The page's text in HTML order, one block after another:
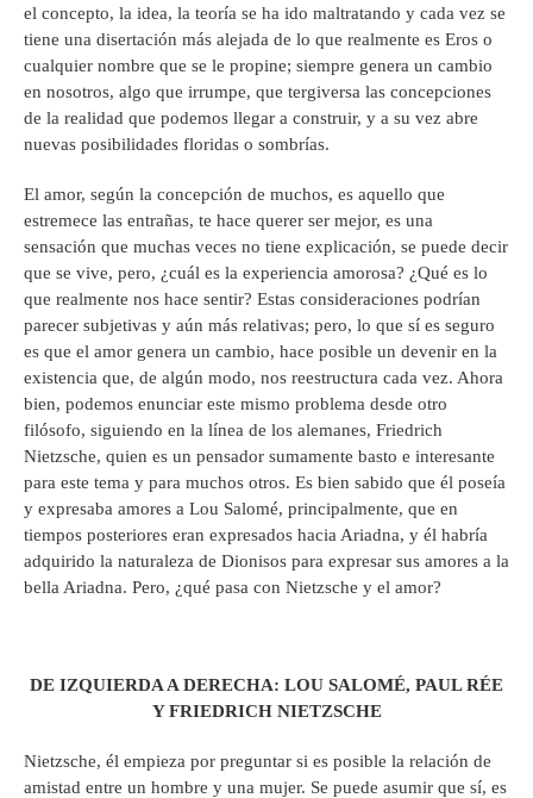
el concepto, la idea, la teoría se ha ido maltratando y cada vez se
tiene una disertación más alejada de lo que realmente es Eros o
cualquier nombre que se le propine; siempre genera un cambio
en nosotros, algo que irrumpe, que tergiversa las concepciones
de la realidad que podemos llegar a construir, y a su vez abre
nuevas posibilidades floridas o sombrías.
El amor, según la concepción de muchos, es aquello que
estremece las entrañas, te hace querer ser mejor, es una
sensación que muchas veces no tiene explicación, se puede decir
que se vive, pero, ¿cuál es la experiencia amorosa? ¿Qué es lo
que realmente nos hace sentir? Estas consideraciones podrían
parecer subjetivas y aún más relativas; pero, lo que sí es seguro
es que el amor genera un cambio, hace posible un devenir en la
existencia que, de algún modo, nos reestructura cada vez. Ahora
bien, podemos enunciar este mismo problema desde otro
filósofo, siguiendo en la línea de los alemanes, Friedrich
Nietzsche, quien es un pensador sumamente basto e interesante
para este tema y para muchos otros. Es bien sabido que él poseía
y expresaba amores a Lou Salomé, principalmente, que en
tiempos posteriores eran expresados hacia Ariadna, y él habría
adquirido la naturaleza de Dionisos para expresar sus amores a la
bella Ariadna. Pero, ¿qué pasa con Nietzsche y el amor?
DE IZQUIERDA A DERECHA: LOU SALOMÉ, PAUL RÉE
Y FRIEDRICH NIETZSCHE
Nietzsche, él empieza por preguntar si es posible la relación de
amistad entre un hombre y una mujer. Se puede asumir que sí, es